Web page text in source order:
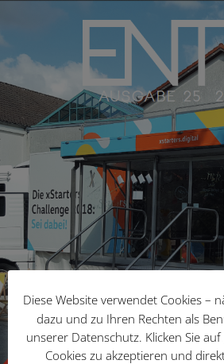
Diese Website verwendet Cookies –
dazu und zu Ihren Rechten als
unserer Datenschutz. Klicken Sie auf
Cookies zu akzeptieren und